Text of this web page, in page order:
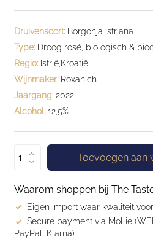
Druivensoort:Borgonja Istriana
Type:Droog rosé, biologisch &
Regio:Istrië,Kroatië
Wijnmaker:Roxanich
Jaargang:2022
Alcohol:12,5%
Toevoegen aan
Waarom shoppen bij The
Eigen import waar kwaliteit
Secure payment via Mollie
PayPal, Klarna)